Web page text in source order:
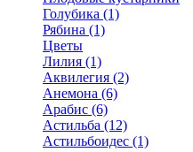
Голубика (1)
Рябина (1)
Цветы
Лилия (1)
Аквилегия (2)
Анемона (6)
Арабис (6)
Астильба (12)
Астильбоидес (1)